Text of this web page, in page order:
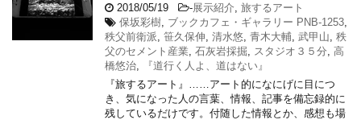
2018/05/19 -展示紹介 旅するアート
保坂彩樹 ブックカフェ・ギャラリー PNB-1253
秩父前衛派 笹久保伸 清水悠 青木大輔 武甲山 秩
父のセメント産業 石灰岩採掘 スタジオ３５分 高
橋悠治
『道行く人よ、道はない』
『旅するアート』……アート的になにげに目につ
き、気になった人の言葉、情報、記事を備忘録的に
残しているだけです。付随した情報とか、感想も場